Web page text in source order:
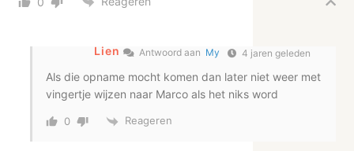
Lien Antwoord aan My 4 jaren geleden
Als die opname mocht komen dan later niet weer met
vingertje wijzen naar Marco als het niks word
0 Reageren